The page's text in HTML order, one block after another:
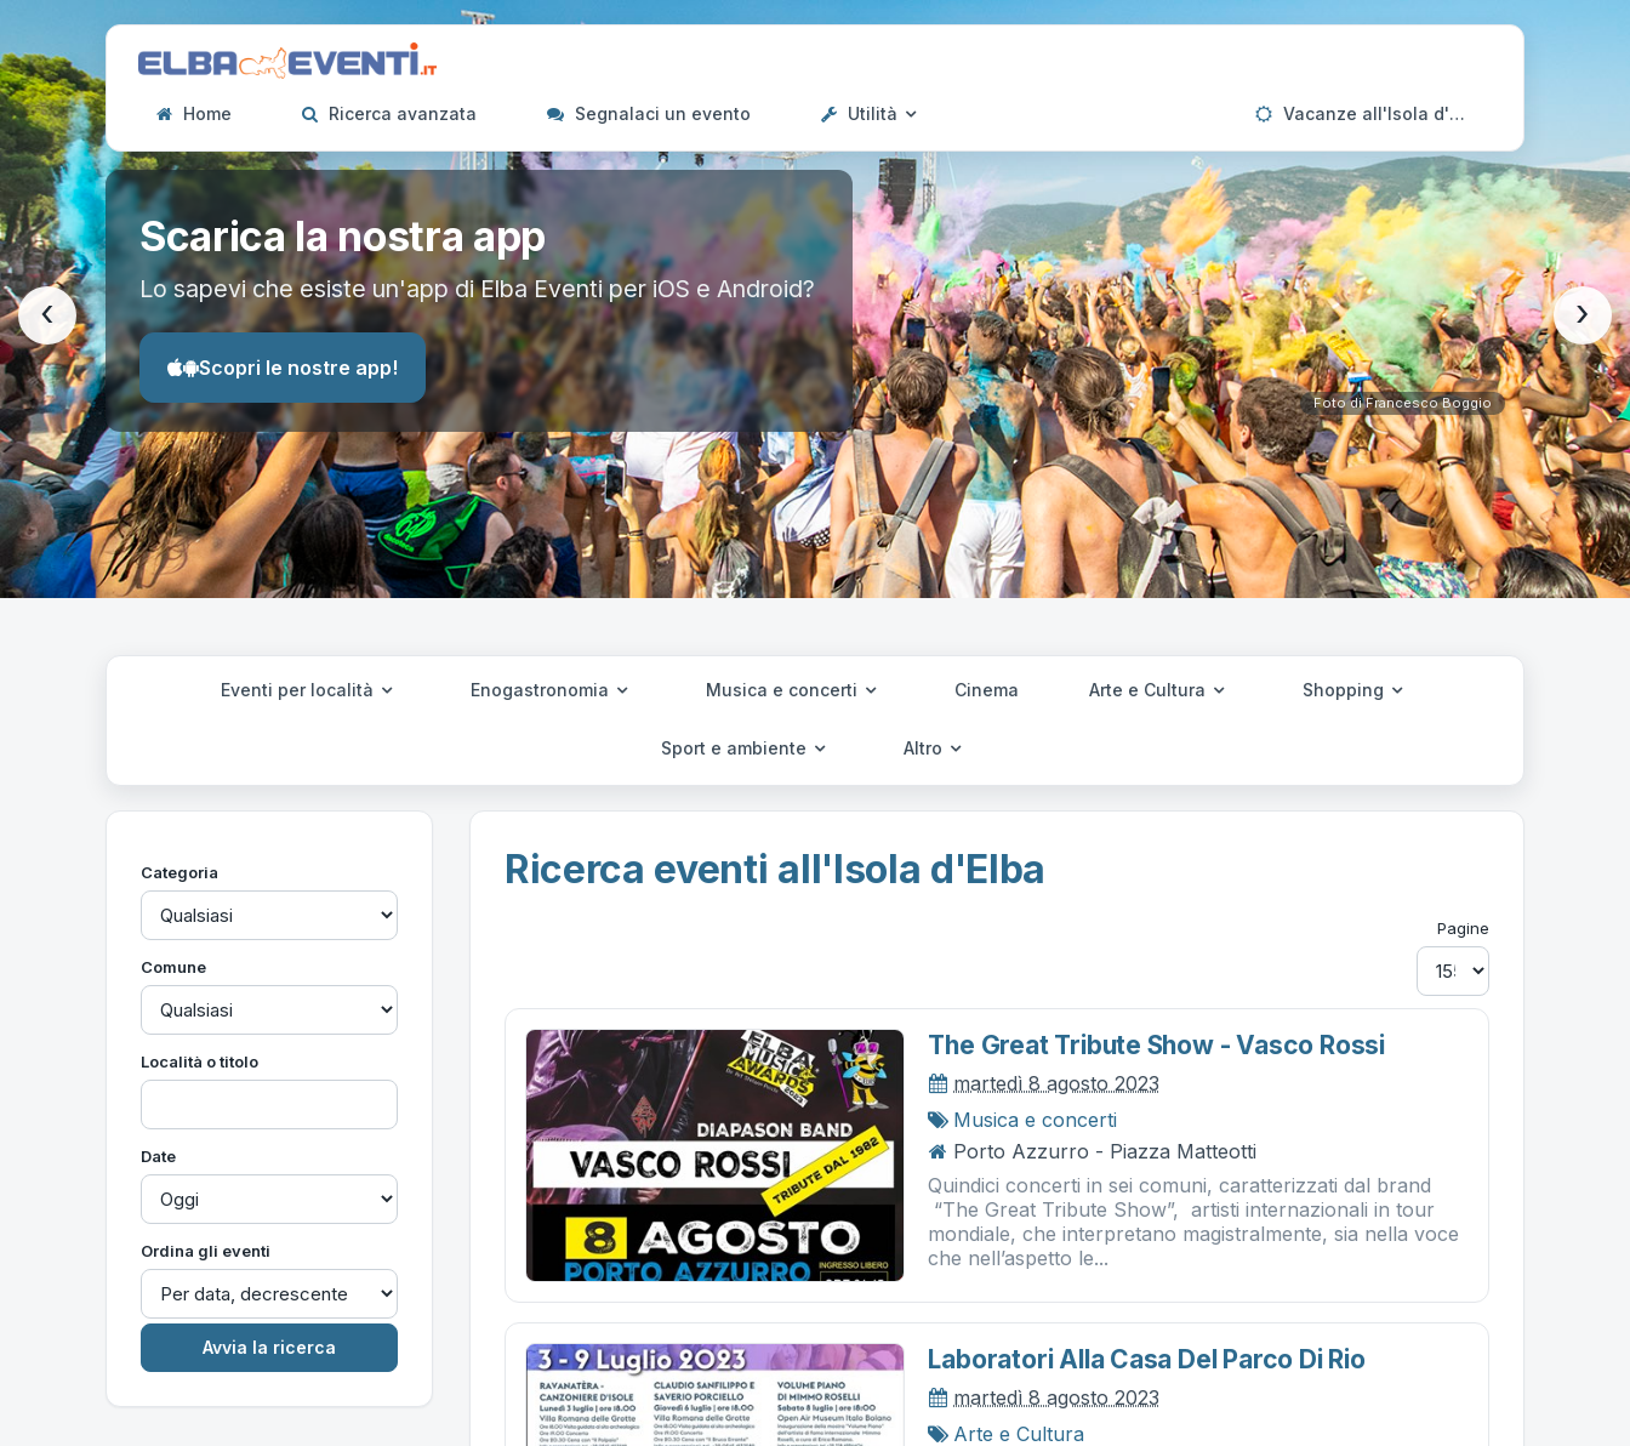
Home Ricerca avanzata Segnalaci un evento Utilità Vacanze all'Isola d'Elba
Scarica la nostra app
Lo sapevi che esiste un'app di Elba Eventi per iOS e Android?
Scopri le nostre app!
Foto di Francesco Boggio
‹ ›
Eventi per località Enogastronomia Musica e concerti Cinema Arte e Cultura Shopping
Sport e ambiente Altro
Categoria
Comune
Località o titolo
Date
Ordina gli eventi
Ricerca eventi all'Isola d'Elba
Pagine
The Great Tribute Show - Vasco Rossi
martedì 8 agosto 2023
Musica e concerti
Porto Azzurro - Piazza Matteotti
Quindici concerti in sei comuni, caratterizzati dal brand
“The Great Tribute Show”, artisti internazionali in tour
mondiale, che interpretano magistralmente, sia nella voce
che nell’aspetto le...
Laboratori Alla Casa Del Parco Di Rio
martedì 8 agosto 2023
Arte e Cultura